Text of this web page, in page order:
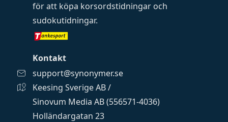
för att köpa korsordstidningar och
sudokutidningar.
Kontakt
support@synonymer.se
Keesing Sverige AB /
Sinovum Media AB (556571-4036)
Holländargatan 23